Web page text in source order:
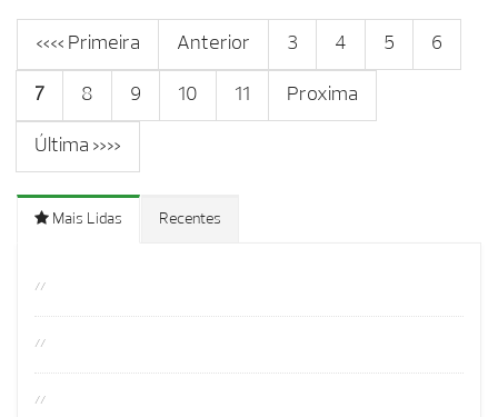
«« Primeira Anterior 3 4 5 6
7 8 9 10 11 Proxima
Última »»
Mais Lidas Recentes
//
//
//